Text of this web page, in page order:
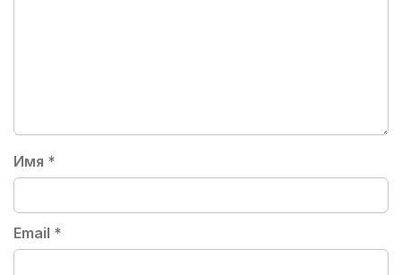
Имя *
Email *